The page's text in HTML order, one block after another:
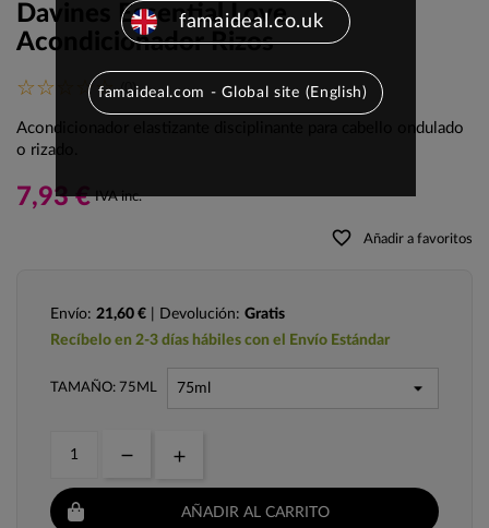
Davines Essential Love
Acondicionador Rizos
(0)
Acondicionador elastizante disciplinante para cabello ondulado
o rizado.
7,93 € IVA inc.
favorite_border Añadir a favoritos
Envío: 21,60 € | Devolución: Gratis
Recíbelo en 2-3 días hábiles con el Envío Estándar
TAMAÑO: 75ML
AÑADIR AL CARRITO
famaideal.co.uk
famaideal.com - Global site (English)